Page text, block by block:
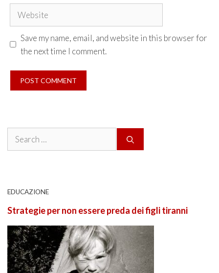
Website
Save my name, email, and website in this browser for
the next time I comment.
Search
EDUCAZIONE
Strategie per non essere preda dei figli tiranni